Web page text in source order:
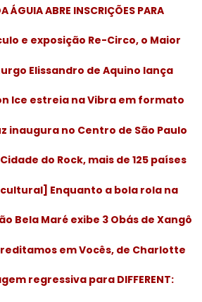
ÁGUIA ABRE INSCRIÇÕES PARA
e exposição Re-Circo, o Maior
Elissandro de Aquino lança
Ice estreia na Vibra em formato
inaugura no Centro de São Paulo
do Rock, mais de 125 países
Enquanto a bola rola na
Bela Maré exibe 3 Obás de Xangô
em Vocês, de Charlotte
regressiva para DIFFERENT: